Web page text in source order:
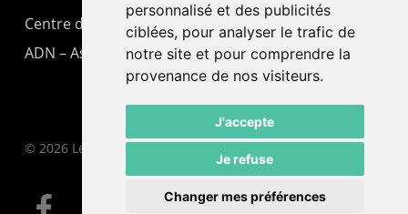
personnalisé et des publicités
ciblées, pour analyser le trafic de
notre site et pour comprendre la
provenance de nos visiteurs.
J'accepte
Je refuse
Changer mes préférences
Centre de culture ABC
ADN – Association Danse Neuchâtel
© 2026 Le Pommier.
facebook email